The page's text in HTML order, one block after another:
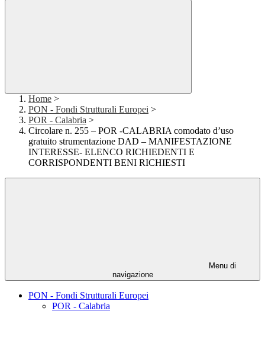
Home >
PON - Fondi Strutturali Europei >
POR - Calabria >
Circolare n. 255 – POR -CALABRIA comodato d’uso
gratuito strumentazione DAD – MANIFESTAZIONE
INTERESSE- ELENCO RICHIEDENTI E
CORRISPONDENTI BENI RICHIESTI
Menu di
navigazione
PON - Fondi Strutturali Europei
POR - Calabria